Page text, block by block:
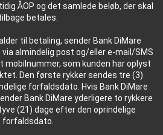
ÅOP og det samlede beløb, der skal
betales.
til betaling, sender Bank DiMare
almindelig post og/eller e-mail/SMS
mobilnummer, som kunden har oplyst
Den første rykker sendes tre (3)
forfaldsdato. Hvis Bank DiMare
Bank DiMare yderligere to rykkere
(21) dage efter den oprindelige
forfaldsdato.